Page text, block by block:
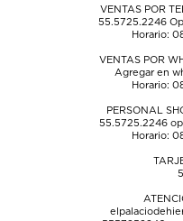
VENTAS POR
55.5725.2246
Horario:
VENTAS POR
Agregar en
Horario:
PERSONAL
55.5725.2246
Horario: